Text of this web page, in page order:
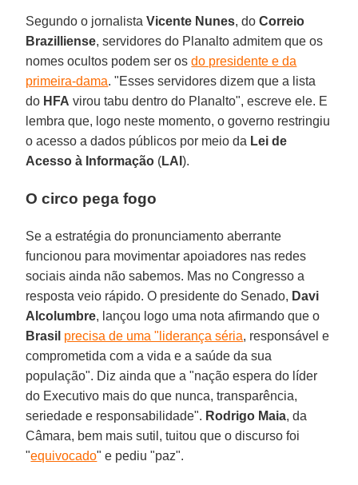
Segundo o jornalistaVicente Nunes, doCorreio
Brazilliense, servidores do Planalto admitem que os
nomes ocultos podem ser osdo presidente e da
primeira-dama. "Esses servidores dizem que a lista
do HFA virou tabu dentro do Planalto", escreve ele. E
lembra que, logo neste momento, o governo restringiu
o acesso a dados públicos por meio da Lei de
Acesso à Informação (LAI).
O circo pega fogo
Se a estratégia do pronunciamento aberrante
funcionou para movimentar apoiadores nas redes
sociais ainda não sabemos. Mas no Congresso a
resposta veio rápido. O presidente do Senado, Davi
Alcolumbre, lançou logo uma nota afirmando que o
Brasil precisa de uma "liderança séria, responsável e
comprometida com a vida e a saúde da sua
população". Diz ainda que a "nação espera do líder
do Executivo mais do que nunca, transparência,
seriedade e responsabilidade". Rodrigo Maia, da
Câmara, bem mais sutil, tuitou que o discurso foi
"equivocado" e pediu "paz".